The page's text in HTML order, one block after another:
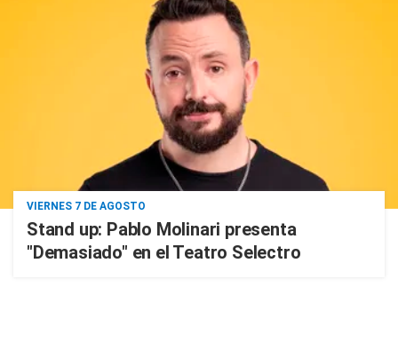
VIERNES 7 DE AGOSTO
Stand up: Pablo Molinari presenta
"Demasiado" en el Teatro Selectro